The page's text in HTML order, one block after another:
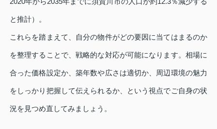
と推計）。
これらを踏まえて、自分の物件がどの要因に当てはまるのか
を整理することで、戦略的な対応が可能になります。相場に
合った価格設定か、築年数や広さは適切か、周辺環境の魅力
をしっかり把握して伝えられるか、という視点でご自身の状
況を見つめ直してみましょう。